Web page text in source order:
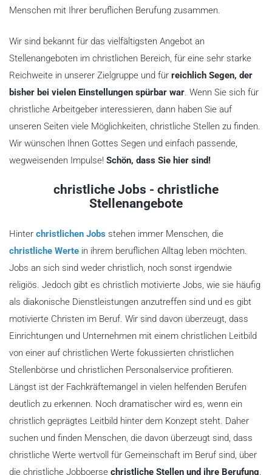
Menschen mit Ihrer beruflichen Berufung zusammen.
Wir sind bekannt für das vielfältigsten Angebot an
Stellenangeboten im christlichen Bereich, für eine sehr starke
Reichweite in unserer Zielgruppe und für reichlich Segen, der
bisher bei vielen Einstellungen spürbar war. Wenn Sie sich für
christliche Arbeitgeber interessieren, dann haben Sie auf
unseren Seiten viele Möglichkeiten, christliche Stellen zu finden.
Wir wünschen Ihnen Gottes Segen und einfach passende,
wegweisenden Impulse! Schön, dass Sie hier sind!
christliche Jobs - christliche
Stellenangebote
Hinter christlichen Jobs stehen immer Menschen, die
christliche Werte in ihrem beruflichen Alltag leben möchten.
Jobs an sich sind weder christlich, noch sonst irgendwie
religiös. Jedoch gibt es christlich motivierte Jobs, wie sie häufig
als diakonische Dienstleistungen anzutreffen sind und es gibt
motivierte Christen im Beruf. Wir sind davon überzeugt, dass
Einrichtungen und Unternehmen mit einem christlichen Leitbild
von einer auf christlichen Werte fokussierten christlichen
Stellenbörse und christlichen Personalservice profitieren.
Längst ist der Fachkräftemangel in vielen helfenden Berufen
deutlich zu erkennen. Noch dramatischer wird es, wenn ein
christlich geprägtes Leitbild hinter dem Konzept steht. Daher
suchen und finden Menschen, die davon überzeugt sind, dass
christliche Werte wertvoll für Gemeinschaft im Beruf sind, über
die christliche Jobboerse christliche Stellen und ihre Berufung